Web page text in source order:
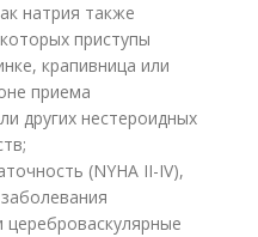
натрия также
приступы
крапивница или
приема
других нестероидных
(NYHA II-IV),
цереброваскулярные